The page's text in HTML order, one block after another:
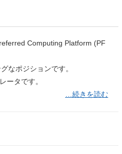
Computing Platform (PF
なポジションです。
ータです。
…続きを読む